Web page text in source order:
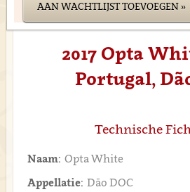
AAN WACHTLIJST TOEVOEGEN »
2017 Opta
Portugal,
Technische
Naam: Opta White
Appellatie: Dão DOC